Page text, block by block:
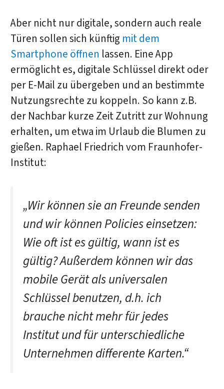
Aber nicht nur digitale, sondern auch reale
Türen sollen sich künftig mit dem
Smartphone öffnen lassen. Eine App
ermöglicht es, digitale Schlüssel direkt oder
per E-Mail zu übergeben und an bestimmte
Nutzungsrechte zu koppeln. So kann z.B.
der Nachbar kurze Zeit Zutritt zur Wohnung
erhalten, um etwa im Urlaub die Blumen zu
gießen. Raphael Friedrich vom Fraunhofer-
Institut:
„Wir können sie an Freunde senden
und wir können Policies einsetzen:
Wie oft ist es gültig, wann ist es
gültig? Außerdem können wir das
mobile Gerät als universalen
Schlüssel benutzen, d.h. ich
brauche nicht mehr für jedes
Institut und für unterschiedliche
Unternehmen differente Karten.“